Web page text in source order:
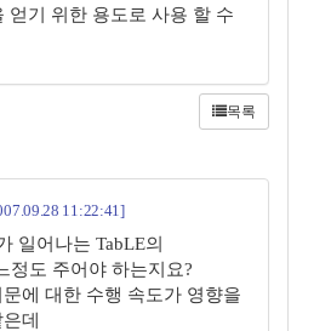
얻기 위한 용도로 사용 할 수
목록
11:22:41]
일어나는 TabLE의
정도 주어야 하는지요?
에 대한 수행 속도가 영향을
데